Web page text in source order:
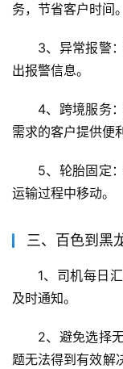
务，节省客户时间。
3、异常报警
出报警信息。
4、跨境服务
需求的客户提供便
5、轮胎固定
运输过程中移动。
三、百色到黑
1、司机每日
及时通知。
2、避免选择
题无法得到有效解